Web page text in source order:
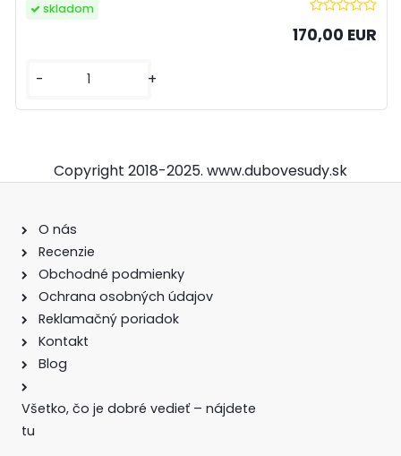
170,00 EUR
- +
skladom
Copyright 2018-2025. www.dubovesudy.sk
O nás
Recenzie
Obchodné podmienky
Ochrana osobných údajov
Reklamačný poriadok
Kontakt
Blog
Všetko, čo je dobré vedieť – nájdete
tu